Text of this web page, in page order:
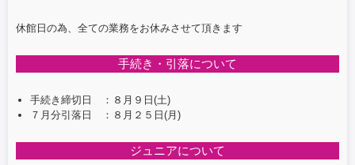
休館日の為、全ての業務をお休みさせて頂きます
手続き・引落について
手続き締切日 ：８月９日(土)
７月分引落日 ：８月２５日(月)
ジュニアについて